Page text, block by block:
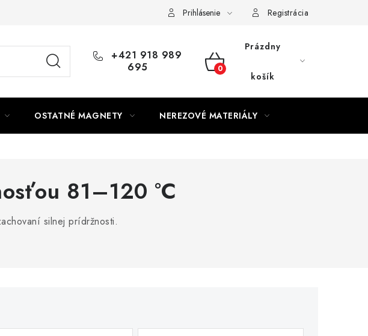
Prihlásenie Registrácia
+421 918 989
695
NÁKUPNÝ
Prázdny
košík
OSTATNÉ MAGNETY NEREZOVÉ MATERIÁLY
81–120 °C
silnej prídržnosti.